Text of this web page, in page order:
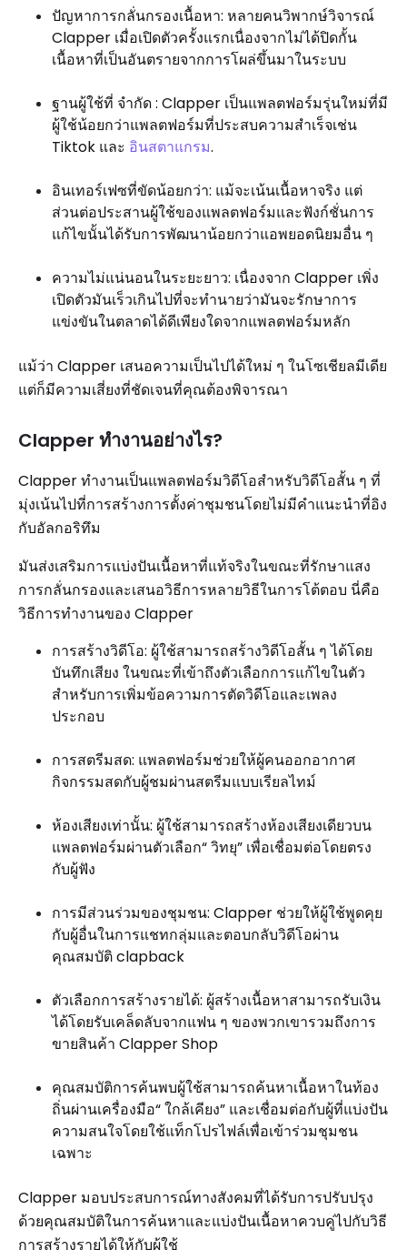
ปัญหาการกลั่นกรองเนื้อหา: หลายคนวิพากษ์วิจารณ์
Clapper เมื่อเปิดตัวครั้งแรกเนื่องจากไม่ได้ปิดกั้น
เนื้อหาที่เป็นอันตรายจากการโผล่ขึ้นมาในระบบ
ฐานผู้ใช้ที่ จำกัด : Clapper เป็นแพลตฟอร์มรุ่นใหม่ที่มี
ผู้ใช้น้อยกว่าแพลตฟอร์มที่ประสบความสำเร็จเช่น
Tiktok และ อินสตาแกรม.
อินเทอร์เฟซที่ขัดน้อยกว่า: แม้จะเน้นเนื้อหาจริง แต่
ส่วนต่อประสานผู้ใช้ของแพลตฟอร์มและฟังก์ชั่นการ
แก้ไขนั้นได้รับการพัฒนาน้อยกว่าแอพยอดนิยมอื่น ๆ
ความไม่แน่นอนในระยะยาว: เนื่องจาก Clapper เพิ่ง
เปิดตัวมันเร็วเกินไปที่จะทำนายว่ามันจะรักษาการ
แข่งขันในตลาดได้ดีเพียงใดจากแพลตฟอร์มหลัก
แม้ว่า Clapper เสนอความเป็นไปได้ใหม่ ๆ ในโซเชียลมีเดีย
แต่ก็มีความเสี่ยงที่ชัดเจนที่คุณต้องพิจารณา
Clapper ทำงานอย่างไร?
Clapper ทำงานเป็นแพลตฟอร์มวิดีโอสำหรับวิดีโอสั้น ๆ ที่
มุ่งเน้นไปที่การสร้างการตั้งค่าชุมชนโดยไม่มีคำแนะนำที่อิง
กับอัลกอริทึม
มันส่งเสริมการแบ่งปันเนื้อหาที่แท้จริงในขณะที่รักษาแสง
การกลั่นกรองและเสนอวิธีการหลายวิธีในการโต้ตอบ นี่คือ
วิธีการทำงานของ Clapper
การสร้างวิดีโอ: ผู้ใช้สามารถสร้างวิดีโอสั้น ๆ ได้โดย
บันทึกเสียง ในขณะที่เข้าถึงตัวเลือกการแก้ไขในตัว
สำหรับการเพิ่มข้อความการตัดวิดีโอและเพลง
ประกอบ
การสตรีมสด: แพลตฟอร์มช่วยให้ผู้คนออกอากาศ
กิจกรรมสดกับผู้ชมผ่านสตรีมแบบเรียลไทม์
ห้องเสียงเท่านั้น: ผู้ใช้สามารถสร้างห้องเสียงเดียวบน
แพลตฟอร์มผ่านตัวเลือก“ วิทยุ” เพื่อเชื่อมต่อโดยตรง
กับผู้ฟัง
การมีส่วนร่วมของชุมชน: Clapper ช่วยให้ผู้ใช้พูดคุย
กับผู้อื่นในการแชทกลุ่มและตอบกลับวิดีโอผ่าน
คุณสมบัติ clapback
ตัวเลือกการสร้างรายได้: ผู้สร้างเนื้อหาสามารถรับเงิน
ได้โดยรับเคล็ดลับจากแฟน ๆ ของพวกเขารวมถึงการ
ขายสินค้า Clapper Shop
คุณสมบัติการค้นพบผู้ใช้สามารถค้นหาเนื้อหาในท้อง
ถิ่นผ่านเครื่องมือ“ ใกล้เคียง” และเชื่อมต่อกับผู้ที่แบ่งปัน
ความสนใจโดยใช้แท็กโปรไฟล์เพื่อเข้าร่วมชุมชน
เฉพาะ
Clapper มอบประสบการณ์ทางสังคมที่ได้รับการปรับปรุง
ด้วยคุณสมบัติในการค้นหาและแบ่งปันเนื้อหาควบคู่ไปกับวิธี
การสร้างรายได้ให้กับผู้ใช้